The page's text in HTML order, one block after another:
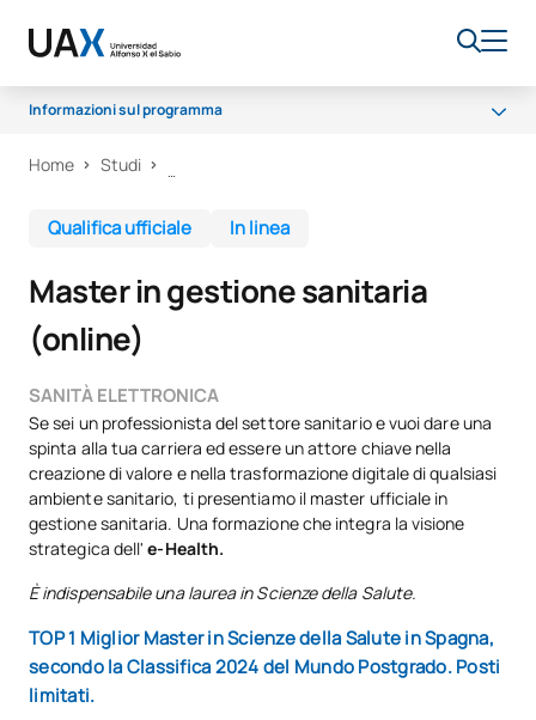
Informazioni sul programma
Programma
Borse di studio e aiuti finanziari
Opportunità lavorative
Home Studi
Qualifica ufficiale In linea
Master in gestione sanitaria
(online)
SANITÀ ELETTRONICA
Se sei un professionista del settore sanitario e vuoi dare una
spinta alla tua carriera ed essere un attore chiave nella
creazione di valore e nella trasformazione digitale di qualsiasi
ambiente sanitario, ti presentiamo il master ufficiale in
gestione sanitaria. Una formazione che integra la visione
strategica dell'e-Health.
È indispensabile una laurea in Scienze della Salute.
TOP 1 Miglior Master in Scienze della Salute in Spagna,
secondo la Classifica 2024 del Mundo Postgrado. Posti
limitati.